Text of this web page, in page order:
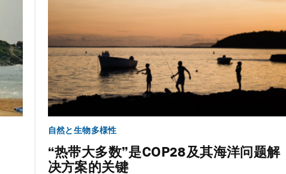
自然と生物多様性
“热带大多数”是COP28及其海洋问题解
决方案的关键